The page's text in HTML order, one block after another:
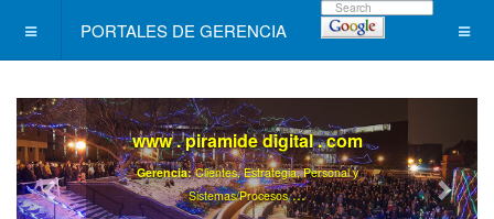
PORTALES DE GERENCIA
www . piramide digital . com
Gerencia:Clientes, Estrategia, Personal y
Sistemas/Procesos...